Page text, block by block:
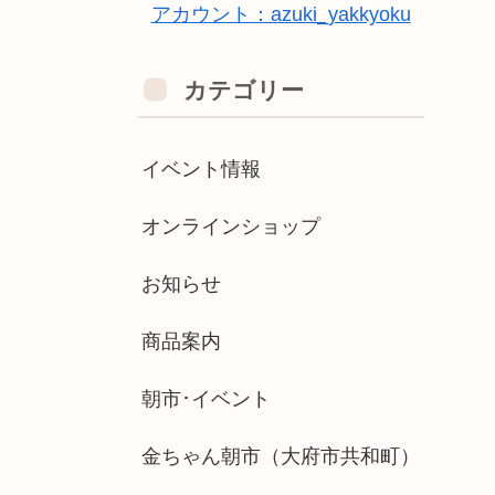
アカウント：azuki_yakkyoku
カテゴリー
イベント情報
オンラインショップ
お知らせ
商品案内
朝市･イベント
金ちゃん朝市（大府市共和町）